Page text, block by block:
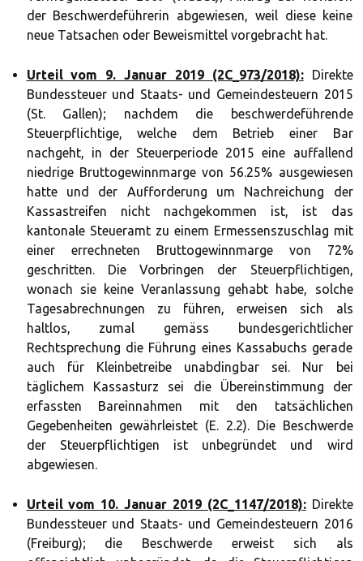
der Beschwerdeführerin abgewiesen, weil diese keine
neue Tatsachen oder Beweismittel vorgebracht hat.
Urteil vom 9. Januar 2019 (2C_973/2018):Direkte
Bundessteuer und Staats- und Gemeindesteuern 2015
(St. Gallen); nachdem die beschwerdeführende
Steuerpflichtige, welche dem Betrieb einer Bar
nachgeht, in der Steuerperiode 2015 eine auffallend
niedrige Bruttogewinnmarge von 56.25% ausgewiesen
hatte und der Aufforderung um Nachreichung der
Kassastreifen nicht nachgekommen ist, ist das
kantonale Steueramt zu einem Ermessenszuschlag mit
einer errechneten Bruttogewinnmarge von 72%
geschritten. Die Vorbringen der Steuerpflichtigen,
wonach sie keine Veranlassung gehabt habe, solche
Tagesabrechnungen zu führen, erweisen sich als
haltlos, zumal gemäss bundesgerichtlicher
Rechtsprechung die Führung eines Kassabuchs gerade
auch für Kleinbetreibe unabdingbar sei. Nur bei
täglichem Kassasturz sei die Übereinstimmung der
erfassten Bareinnahmen mit den tatsächlichen
Gegebenheiten gewährleistet (E. 2.2). Die Beschwerde
der Steuerpflichtigen ist unbegründet und wird
abgewiesen.
Urteil vom 10. Januar 2019 (2C_1147/2018):Direkte
Bundessteuer und Staats- und Gemeindesteuern 2016
(Freiburg); die Beschwerde erweist sich als